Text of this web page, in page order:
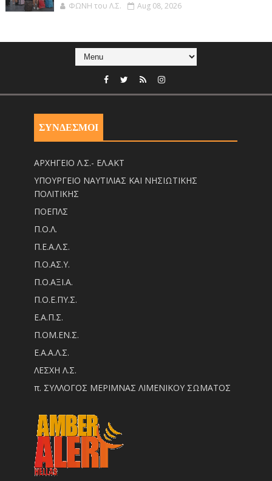
ΦΩΝΗ του Λ.Σ. Aug 08, 2026
ΣΥΝΔΕΣΜΟΙ
ΑΡΧΗΓΕΙΟ Λ.Σ.- ΕΛ.ΑΚΤ
ΥΠΟΥΡΓΕΙΟ ΝΑΥΤΙΛΙΑΣ ΚΑΙ ΝΗΣΙΩΤΙΚΗΣ
ΠΟΛΙΤΙΚΗΣ
ΠΟΕΠΛΣ
Π.Ο.Λ.
Π.Ε.Α.Λ.Σ.
Π.Ο.ΑΣ.Υ.
Π.Ο.ΑΞΙ.Α.
Π.Ο.Ε.ΠΥ.Σ.
Ε.Α.Π.Σ.
Π.ΟM.EN.Σ.
Ε.Α.Α.Λ.Σ.
ΛΕΣΧΗ Λ.Σ.
π. ΣΥΛΛΟΓΟΣ ΜΕΡΙΜΝΑΣ ΛΙΜΕΝΙΚΟΥ ΣΩΜΑΤΟΣ